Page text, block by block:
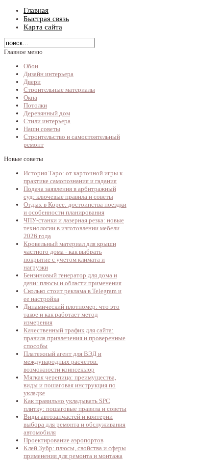
Главная
Быстрая связь
Карта сайта
Главное меню
Обои
Дизайн интерьера
Двери
Строительные материалы
Окна
Потолки
Деревянный дом
Стили интерьера
Наши советы
Строительство и самостоятельный
ремонт
Новые советы
История Таро: от карточной игры к
практике самопознания и гадания
Подача заявления в арбитражный
суд: ключевые правила и советы
Отдых в Корее: достоинства поездки
и особенности планирования
ЧПУ-станки и лазерная резка: новые
технологии в изготовлении мебели
2026 года
Кровельный материал для крыши
частного дома - как выбрать
покрытие с учетом климата и
нагрузки
Бензиновый генератор для дома и
дачи: плюсы и области применения
Сколько стоит реклама в Telegram и
ее настройка
Динамический плотномер: что это
такое и как работает метод
измерения
Качественный трафик для сайта:
правила привлечения и проверенные
способы
Платежный агент для ВЭД и
международных расчетов:
возможности коинсекьюр
Мягкая черепица: преимущества,
виды и пошаговая инструкция по
укладке
Как правильно укладывать SPC
плитку: пошаговые правила и советы
Виды автозапчастей и критерии
выбора для ремонта и обслуживания
автомобиля
Проектирование аэропортов
Клей Зубр: плюсы, свойства и сферы
применения для ремонта и монтажа